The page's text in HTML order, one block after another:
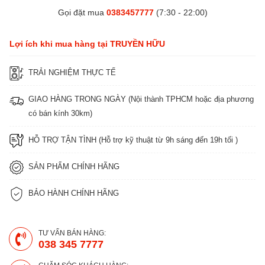
Gọi đặt mua 0383457777(7:30 - 22:00)
Lợi ích khi mua hàng tại TRUYỀN HỮU
TRẢI NGHIỆM THỰC TẾ
GIAO HÀNG TRONG NGÀY (Nội thành TPHCM hoặc địa phương
có bán kính 30km)
HỖ TRỢ TẬN TÌNH (Hỗ trợ kỹ thuật từ 9h sáng đến 19h tối )
SẢN PHẨM CHÍNH HÃNG
BẢO HÀNH CHÍNH HÃNG
TƯ VẤN BÁN HÀNG:
038 345 7777